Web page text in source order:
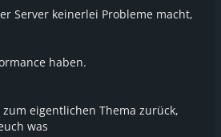
Server keinerlei Probleme macht,
haben.
eigentlichen Thema zurück,
was